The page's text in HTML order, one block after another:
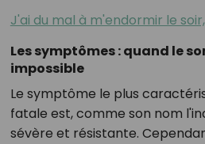
J'ai du mal à m'endormir le
Les symptômes : quand le
impossible
Le symptôme le plus
fatale est, comme son nom
sévère et résistante.